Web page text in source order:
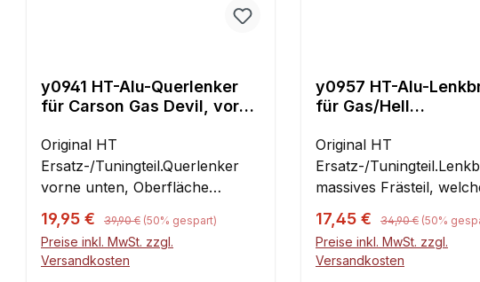
y0941 HT-Alu-Querlenker
für Carson Gas Devil, vorne
Original HT
Ersatz-/Tuningteil.Querlenker
vorne unten, Oberfläche
trowalisiert,
Kunststofflagerbuchsen
austauschbar.Eine Ausführung,
passend für links und
Verkaufspreis:
19,95 € Regulärer Preis:
39,90 € (50% gespart)
Preise inkl. MwSt. zzgl.
Versandkosten
y0957 HT-Alu-
für Gas/Hell
Original HT
Ersatz-/
massives Frästeil,
auch bei Sprüngen nicht
verbiegt.Der Kugelkopf
hohen Sockel und M3-
Schraube wird dabei
Verkaufspreis:
17,45 € Regulärer Preis:
34,90 € (50%
Preise inkl. MwSt. zzgl.
Versandkosten